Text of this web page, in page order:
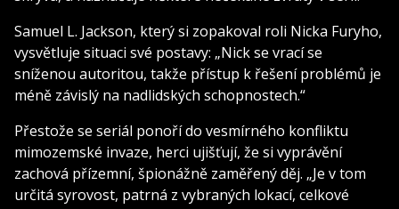
Samuel L. Jackson, který si zopakoval roli Nicka Furyho,
vysvětluje situaci své postavy: „Nick se vrací se
sníženou autoritou, takže přístup k řešení problémů je
méně závislý na nadlidských schopnostech.“
Přestože se seriál ponoří do vesmírného konfliktu
mimozemské invaze, herci ujišťují, že si vyprávění
zachová přízemní, špionážně zaměřený děj. „Je v tom
určitá syrovost, patrná z vybraných lokací, celkové